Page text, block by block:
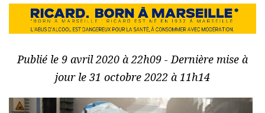
Publié le 9 avril 2020 à 22h09 - Dernière mise à
jour le 31 octobre 2022 à 11h14